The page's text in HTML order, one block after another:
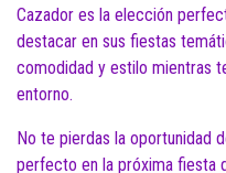
Cazador es la elección
destacar en sus fiestas
comodidad y estilo mientras
entorno.
No te pierdas la oportunidad
perfecto en la próxima fiesta